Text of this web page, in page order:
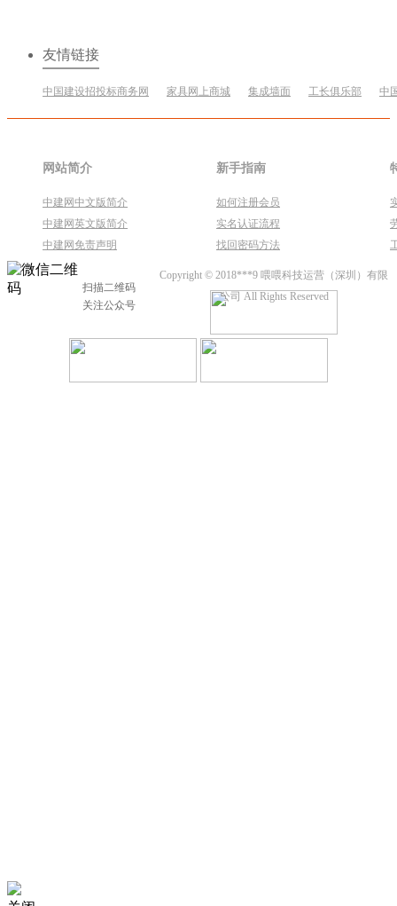
友情链接
中国建设招投标商务网 家具网上商城 集成墙面 工长俱乐部 中
网站简介
中建网中文版简介
中建网英文版简介
中建网免责声明
新手指南
如何注册会员
实名认证流程
找回密码方法
扫描二维码
关注公众号
Copyright © 2018***9 喂喂科技运营（深圳）有限
公司 All Rights Reserved